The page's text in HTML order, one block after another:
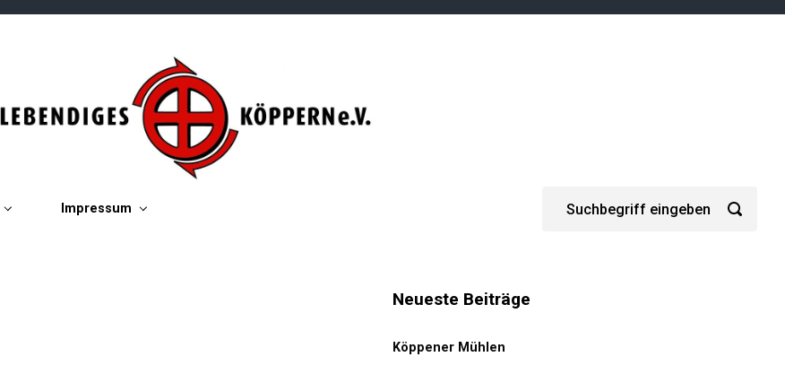
Impressum
Neueste Beiträge
Köppener Mühlen